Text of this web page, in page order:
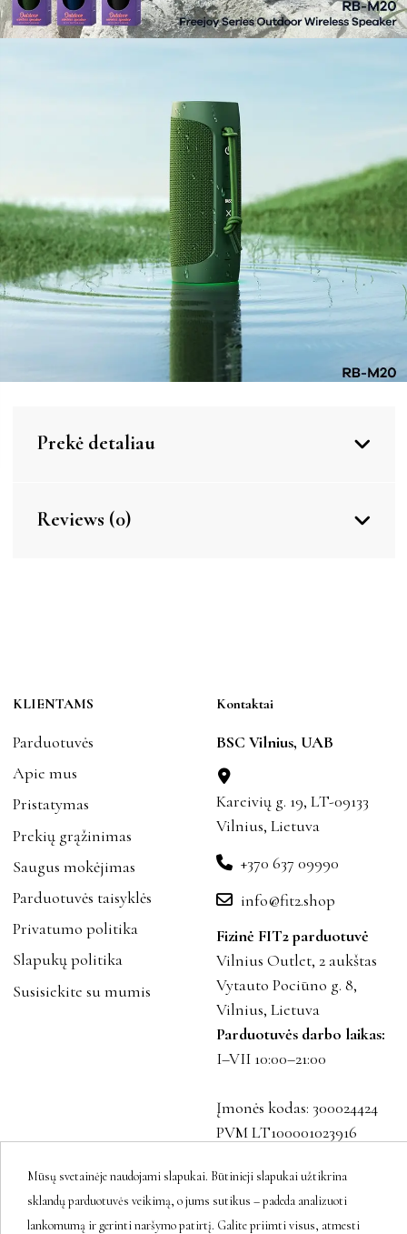
Prekė detaliau
Reviews (0)
KLIENTAMS
Parduotuvės
Apie mus
Pristatymas
Prekių grąžinimas
Saugus mokėjimas
Parduotuvės taisyklės
Privatumo politika
Slapukų politika
Susisiekite su mumis
Kontaktai
BSC Vilnius, UAB
Kareivių g. 19, LT-09133
Vilnius, Lietuva
+370 637 09990
info@fit2.shop
Fizinė FIT2 parduotuvė
Vilnius Outlet, 2 aukštas
Vytauto Pociūno g. 8,
Vilnius, Lietuva
Parduotuvės darbo laikas:
I–VII 10:00–21:00
Įmonės kodas: 300024424
PVM LT100001023916
Sekite mus
Mūsų svetainėje naudojami slapukai. Būtinieji slapukai užtikrina
sklandų parduotuvės veikimą, o jums sutikus – padeda analizuoti
lankomumą ir gerinti naršymo patirtį. Galite priimti visus, atmesti